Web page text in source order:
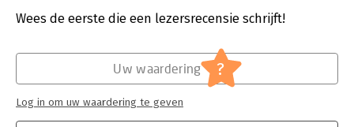
Wees de eerste die een lezersrecensie schrijft!
Uw waardering ?
Log in om uw waardering te geven